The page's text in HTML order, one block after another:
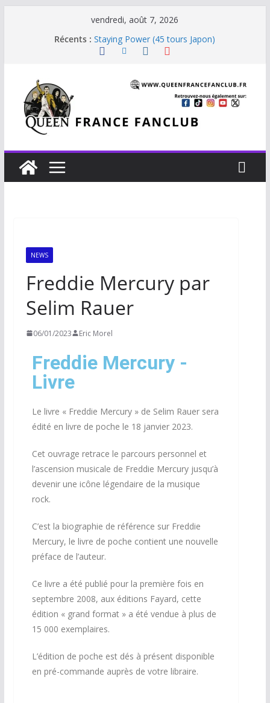
vendredi, août 7, 2026
Récents : Staying Power (45 tours Japon)
The Invisible Man
Beautiful Dreams
NEWS
Freddie Mercury par
Selim Rauer
06/01/2023 Eric Morel
Freddie Mercury -
Livre
Le livre « Freddie Mercury » de Selim Rauer sera
édité en livre de poche le 18 janvier 2023.
Cet ouvrage retrace le parcours personnel et
l’ascension musicale de Freddie Mercury jusqu’à
devenir une icône légendaire de la musique
rock.
C’est la biographie de référence sur Freddie
Mercury, le livre de poche contient une nouvelle
préface de l’auteur.
Ce livre a été publié pour la première fois en
septembre 2008, aux éditions Fayard, cette
édition « grand format » a été vendue à plus de
15 000 exemplaires.
L’édition de poche est dés à présent disponible
en pré-commande auprès de votre libraire.